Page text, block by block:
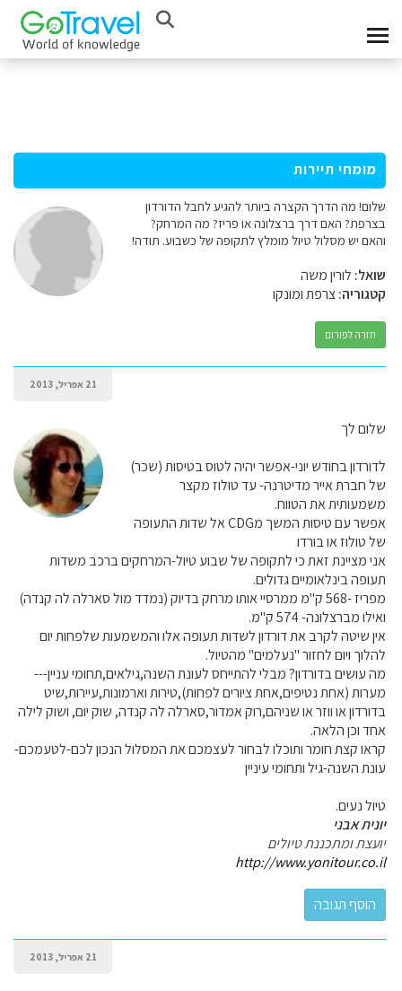
מומחי תיירות
שלום! מה הדרך הקצרה ביותר להגיע לחבל הדורדון
בצרפת? האם דרך ברצלונה או פריז? מה המרחק?
והאם יש מסלול טיול מומלץ לתקופה של כשבוע. תודה!
שואל: לורין משה
קטגוריה:צרפת ומונקו
חזרה לפורום
21 אפריל, 2013
שלום לך
לדורדון בחודש יוני-אפשר יהיה לטוס בטיסות (שכר)
של חברת אייר מדיטרנה- עד טולוז מקצר
משמעותית את הטווח.
אפשר עם טיסות המשך מCDG אל שדות התעופה
של טולוז או בורדו
אני מציינת זאת כי לתקופה של שבוע טיול-המרחקים ברכב משדות
תעופה בינלאומיים גדולים.
מפריז -568 ק"מ ממרסיי אותו מרחק בדיוק (נמדד מול סארלה לה קנדה)
ואילו מברצלונה- 574 ק"מ.
אין שיטה לקרב את דורדון לשדות תעופה אלו והמשמעות שלפחות יום
להלוך ויום לחזור "נעלמים" מהטיול.
מה עושים בדורדון? מבלי להתייחס לעונת השנה,גילאים,תחומי עניין---
מערות (אחת נטיפים,אחת ציורים לפחות),טירות וארמונות,עיירות,שיט
בדורדון או ווזר או שניהם,רוק אמדור,סארלה לה קנדה, שוק יום, ושוק לילה
אחד וכן הלאה.
קראו קצת חומר ותוכלו לבחור לעצמכם את המסלול הנכון לכם-לטעמכם-
עונת השנה-גיל ותחומי עיניין
טיול נעים.
יונית אבני
יועצת ומתכננת טיולים
http://www.yonitour.co.il
21 אפריל, 2013